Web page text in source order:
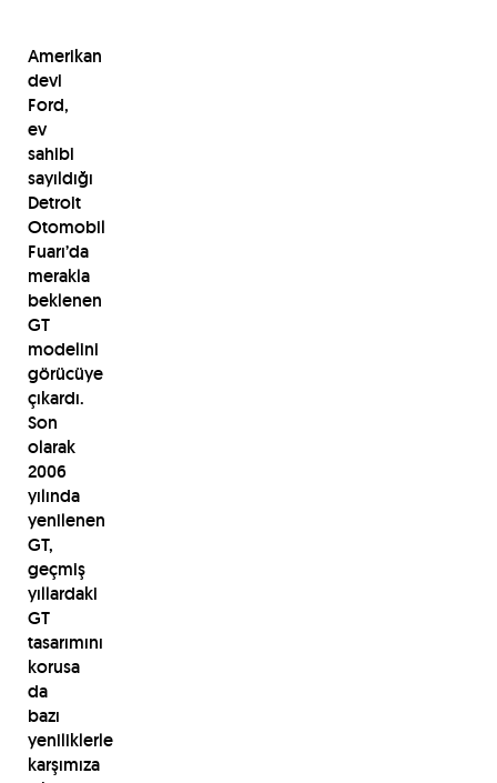
Amerikan
devi
Ford,
ev
sahibi
sayıldığı
Detroit
Otomobil
Fuarı’da
merakla
beklenen
GT
modelini
görücüye
çıkardı.
Son
olarak
2006
yılında
yenilenen
GT,
geçmiş
yıllardaki
GT
tasarımını
korusa
da
bazı
yeniliklerle
karşımıza